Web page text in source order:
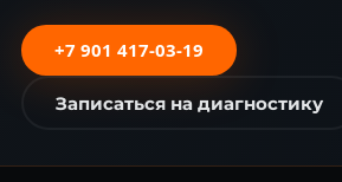
+7 901 417-03-19
Записаться на диагностику